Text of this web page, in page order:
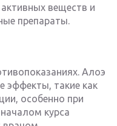
веществ и
препараты.
Алоэ
эффекты, такие как
особенно при
курса